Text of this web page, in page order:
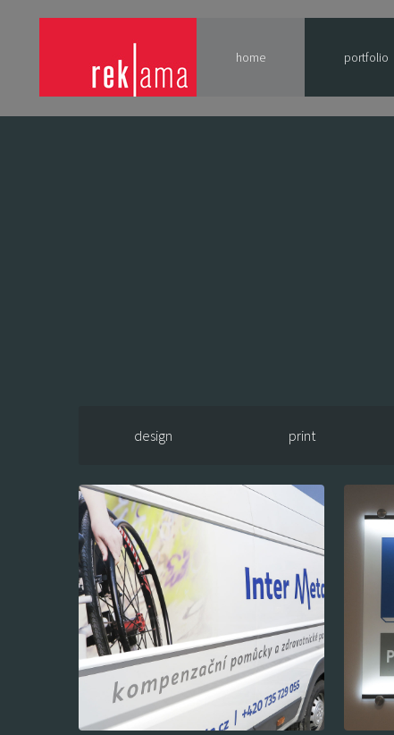
home portfolio
design print